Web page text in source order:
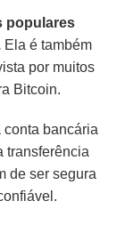
populares
Ela é também
por muitos
Bitcoin.
bancária
transferência
de ser segura